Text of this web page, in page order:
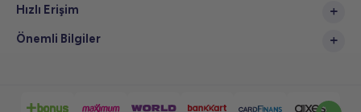
Hızlı Erişim
Önemli Bilgiler